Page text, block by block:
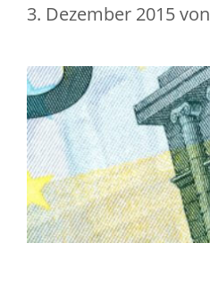
3. Dezember 2015von